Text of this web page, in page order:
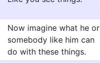
Now imagine what he or
somebody like him can
do with these things.